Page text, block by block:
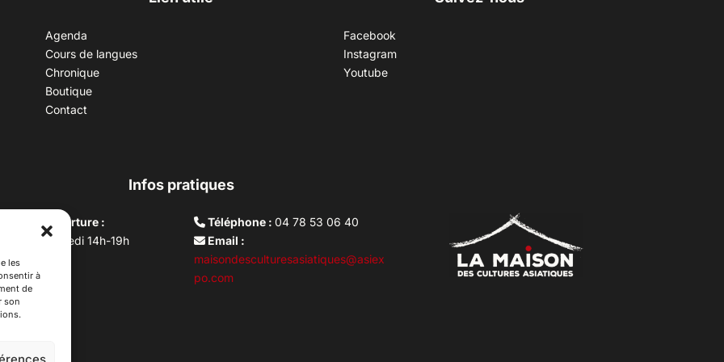
les
à
de
son
Agenda
Cours de langues
Chronique
Boutique
Contact
Facebook
Instagram
Youtube
Infos pratiques
d’ouverture :
au vendredi 14h-19h
10h –17h
lundi
Téléphone :04 78 53 06 40
Email :
maisondesculturesasiatiques@asiex
po.com